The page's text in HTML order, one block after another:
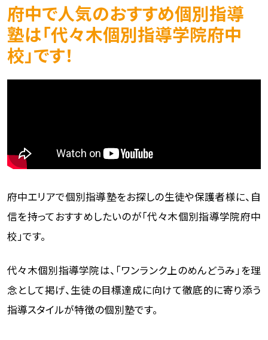
府中で人気のおすすめ個別指導
塾は「代々木個別指導学院府中
校」です！
府中エリアで個別指導塾をお探しの生徒や保護者様に、自
信を持っておすすめしたいのが「代々木個別指導学院府中
校」です。
代々木個別指導学院は、「ワンランク上のめんどうみ」を理
念として掲げ、生徒の目標達成に向けて徹底的に寄り添う
指導スタイルが特徴の個別塾です。